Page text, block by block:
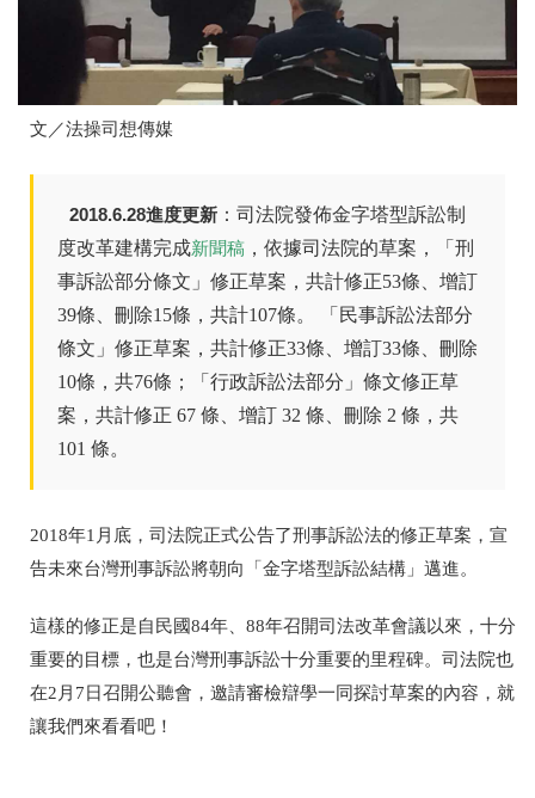
文／法操司想傳媒
2018.6.28進度更新 ：司法院發佈金字塔型訴訟制
度改革建構完成新聞稿 ，依據司法院的草案，「刑
事訴訟部分條文」修正草案，共計修正53條、增訂
39條、刪除15條，共計107條。 「民事訴訟法部分
條文」修正草案，共計修正33條、增訂33條、刪除
10條，共76條；「行政訴訟法部分」條文修正草
案，共計修正 67 條、增訂 32 條、刪除 2 條，共
101 條。
2018年1月底，司法院正式公告了刑事訴訟法的修正草案，宣
告未來台灣刑事訴訟將朝向「金字塔型訴訟結構」邁進。
這樣的修正是自民國84年、88年召開司法改革會議以來，十分
重要的目標，也是台灣刑事訴訟十分重要的里程碑。司法院也
在2月7日召開公聽會，邀請審檢辯學一同探討草案的內容，就
讓我們來看看吧！